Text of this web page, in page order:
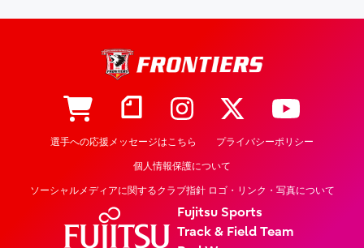
選手への応援メッセージはこちら プライバシーポリシー
個人情報保護について
ソーシャルメディアに関するクラブ指針 ロゴ・リンク・写真について
Fujitsu Sports
Track & Field Team